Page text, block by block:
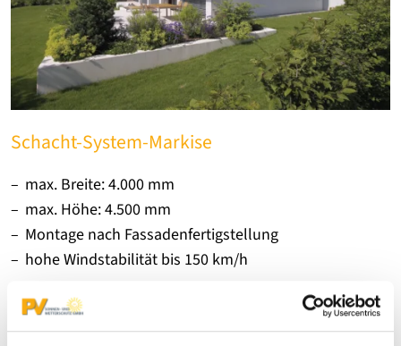
Schacht-System-Markise
max. Breite: 4.000 mm
max. Höhe: 4.500 mm
Montage nach Fassadenfertigstellung
hohe Windstabilität bis 150 km/h
Produktdetails